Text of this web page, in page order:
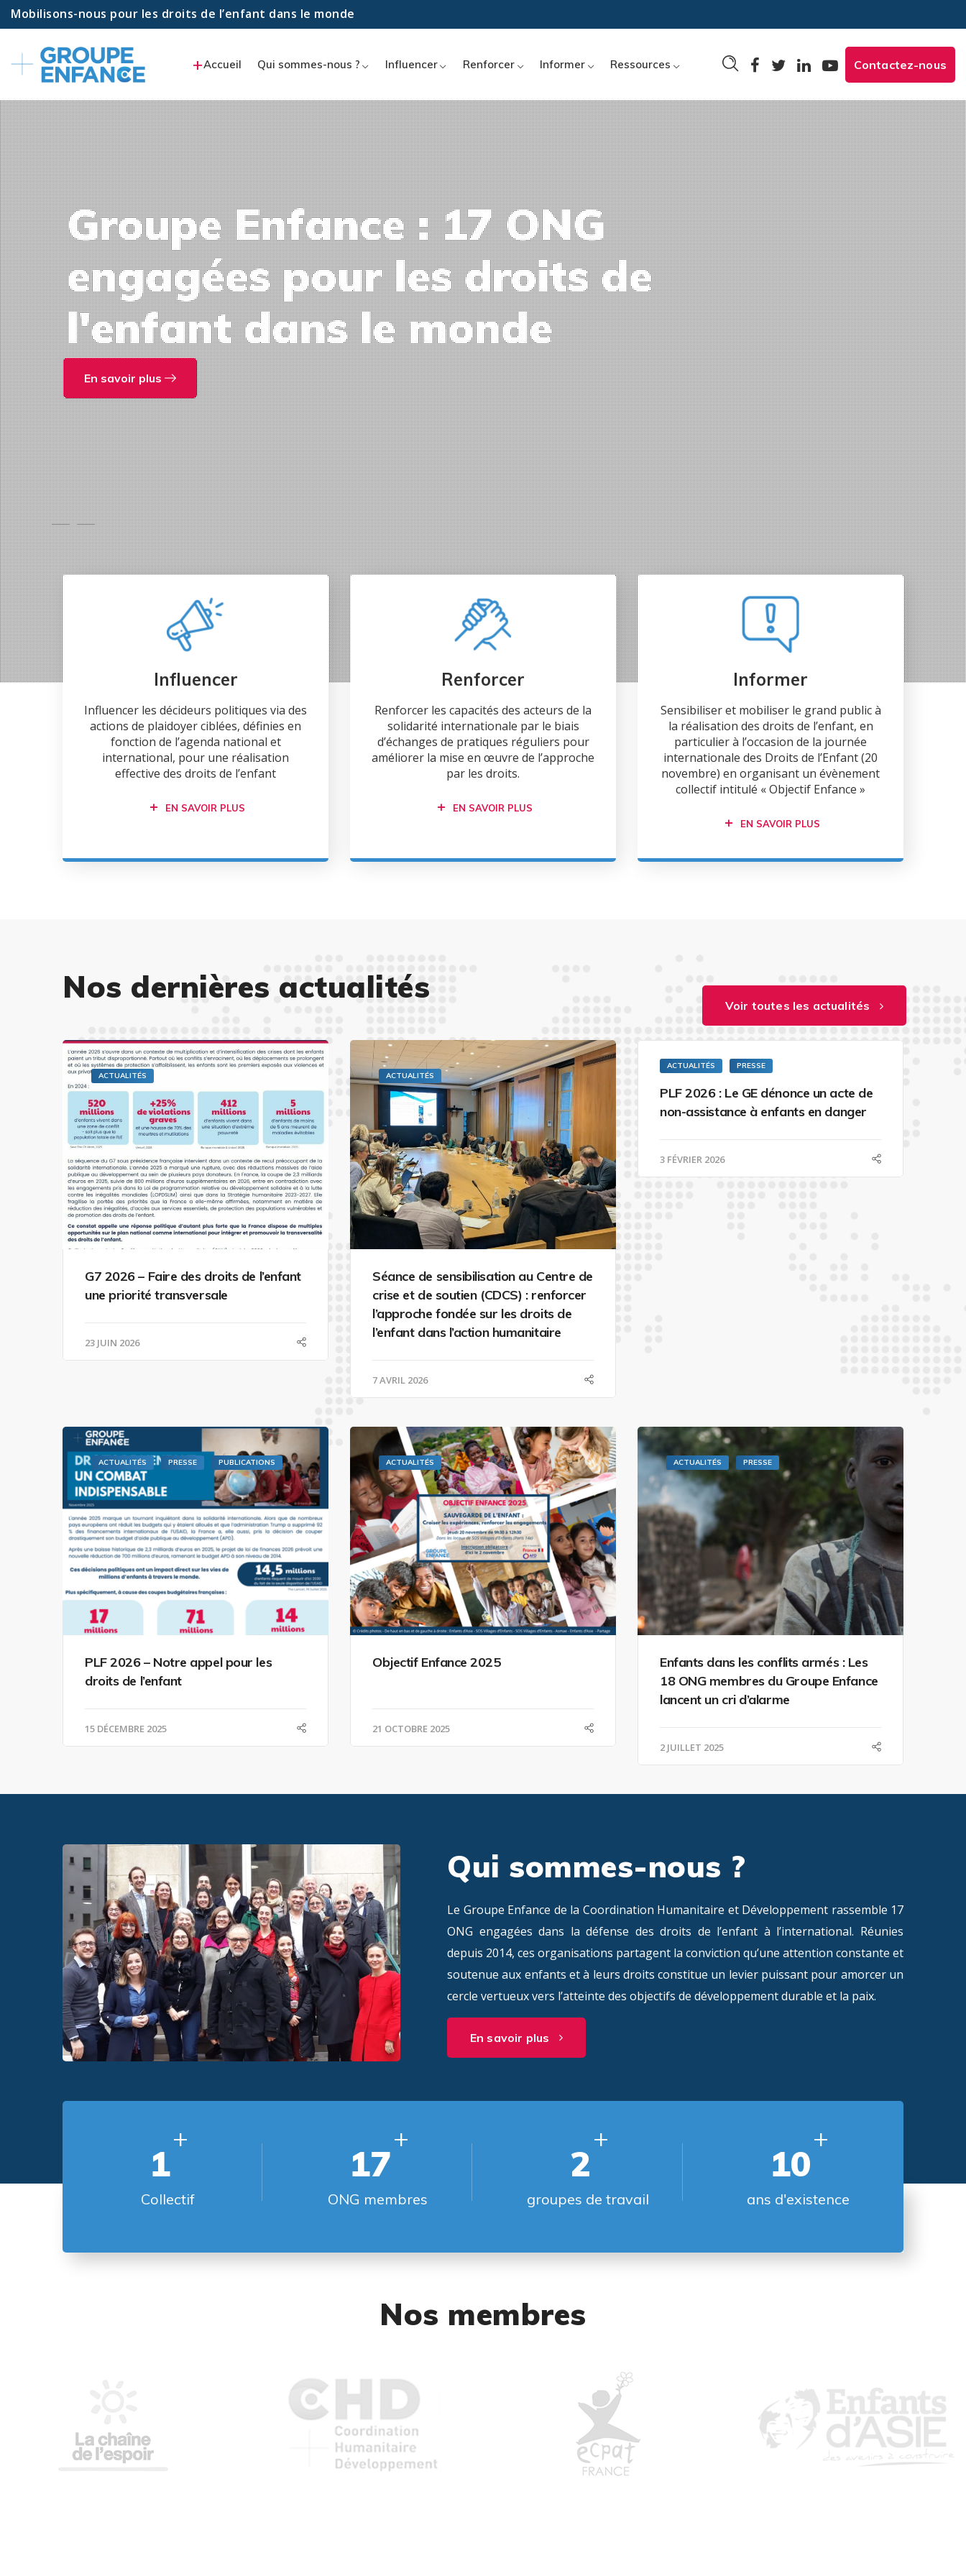
Mobilisons-nous pour les droits de l’enfant dans le monde
Accueil Qui sommes-nous ? Influencer Renforcer Informer Ressources Contactez-nous
Groupe Enfance : 17 ONG
engagées pour les droits de
l'enfant dans le monde
En savoir plus
Influencer
Influencer les décideurs politiques via des
actions de plaidoyer ciblées, définies en
fonction de l’agenda national et
international, pour une réalisation
effective des droits de l’enfant
EN SAVOIR PLUS
Renforcer
Renforcer les capacités des acteurs de la
solidarité internationale par le biais
d’échanges de pratiques réguliers pour
améliorer la mise en œuvre de l’approche
par les droits.
EN SAVOIR PLUS
Informer
Sensibiliser et mobiliser le grand public à
la réalisation des droits de l’enfant, en
particulier à l’occasion de la journée
internationale des Droits de l’Enfant (20
novembre) en organisant un évènement
collectif intitulé « Objectif Enfance »
EN SAVOIR PLUS
Nos dernières actualités Voir toutes les actualités
ACTUALITÉS
G7 2026 – Faire des droits de l’enfant
une priorité transversale
23 JUIN 2026
ACTUALITÉS
Séance de sensibilisation au Centre de
crise et de soutien (CDCS) : renforcer
l’approche fondée sur les droits de
l’enfant dans l’action humanitaire
7 AVRIL 2026
ACTUALITÉS PRESSE
PLF 2026 : Le GE dénonce un acte de
non-assistance à enfants en danger
3 FÉVRIER 2026
ACTUALITÉS PRESSE PUBLICATIONS
PLF 2026 – Notre appel pour les
droits de l’enfant
15 DÉCEMBRE 2025
ACTUALITÉS
Objectif Enfance 2025
21 OCTOBRE 2025
ACTUALITÉS PRESSE
Enfants dans les conflits armés : Les
18 ONG membres du Groupe Enfance
lancent un cri d’alarme
2 JUILLET 2025
Qui sommes-nous ?
Le Groupe Enfance de la Coordination Humanitaire et Développement rassemble 17
ONG engagées dans la défense des droits de l’enfant à l’international. Réunies
depuis 2014, ces organisations partagent la conviction qu’une attention constante et
soutenue aux enfants et à leurs droits constitue un levier puissant pour amorcer un
cercle vertueux vers l’atteinte des objectifs de développement durable et la paix.
En savoir plus
1
+
Collectif
17
+
ONG membres
2
+
groupes de travail
10
+
ans d'existence
Nos membres